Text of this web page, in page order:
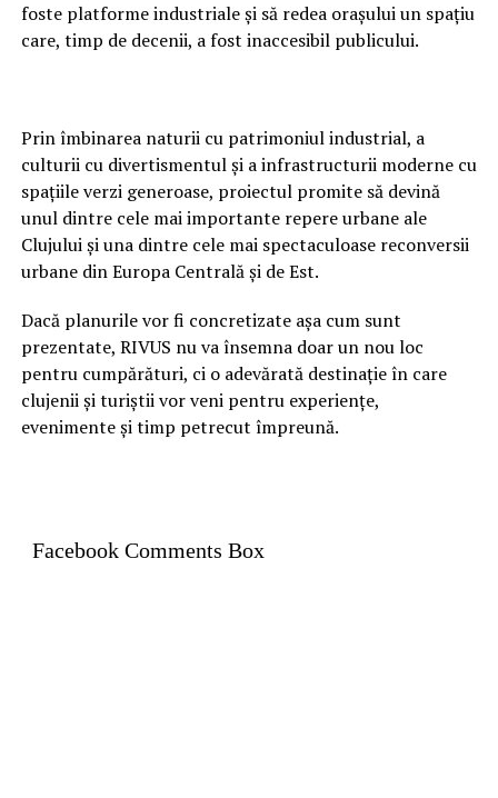
foste platforme industriale și să redea orașului un spațiu
care, timp de decenii, a fost inaccesibil publicului.
Prin îmbinarea naturii cu patrimoniul industrial, a
culturii cu divertismentul și a infrastructurii moderne cu
spațiile verzi generoase, proiectul promite să devină
unul dintre cele mai importante repere urbane ale
Clujului și una dintre cele mai spectaculoase reconversii
urbane din Europa Centrală și de Est.
Dacă planurile vor fi concretizate așa cum sunt
prezentate, RIVUS nu va însemna doar un nou loc
pentru cumpărături, ci o adevărată destinație în care
clujenii și turiștii vor veni pentru experiențe,
evenimente și timp petrecut împreună.
Facebook Comments Box